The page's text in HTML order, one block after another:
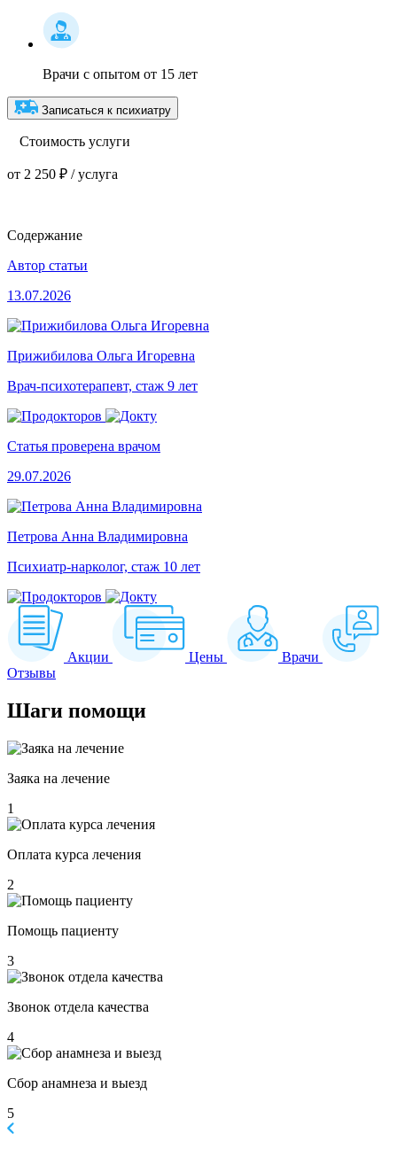
Врачи с опытом от 15 лет
Записаться к психиатру
Стоимость услуги
от 2 250 ₽ / услуга
Содержание
Автор статьи
13.07.2026
Прижибилова Ольга Игоревна
Врач-психотерапевт, стаж 9 лет
Статья проверена врачом
29.07.2026
Петрова Анна Владимировна
Психиатр-нарколог, стаж 10 лет
Акции Цены
Врачи
Отзывы
Шаги помощи
Заяка на лечение
1
Оплата курса лечения
2
Помощь пациенту
3
Звонок отдела качества
4
Сбор анамнеза и выезд
5